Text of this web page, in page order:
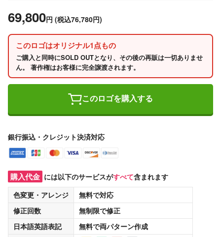
69,800円 (税込76,780円)
このロゴはオリジナル1点もの
ご購入と同時にSOLD OUTとなり、その後の再販は一切ありませ
ん。 著作権はお客様に完全譲渡されます。
このロゴを購入する
銀行振込・クレジット決済対応
購入代金 には以下のサービスがすべて含まれます
色変更・アレンジ
無料で対応
修正回数
無制限で修正
日本語英語表記
無料で両パターン作成